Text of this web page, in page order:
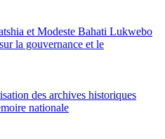
et Modeste Bahati Lukwebo
la gouvernance et le
des archives historiques
nationale